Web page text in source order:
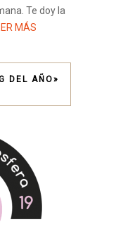
Te doy la
MÁS
DEL AÑO»